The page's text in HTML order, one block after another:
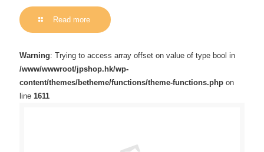
Read more
Warning: Trying to access array offset on value of type bool in
/www/wwwroot/jpshop.hk/wp-
content/themes/betheme/functions/theme-functions.php on
line 1611